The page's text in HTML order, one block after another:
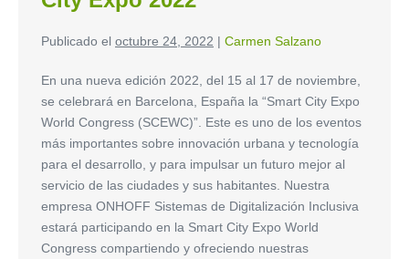
Publicado el octubre 24, 2022 | Carmen Salzano
En una nueva edición 2022, del 15 al 17 de noviembre,
se celebrará en Barcelona, España la “Smart City Expo
World Congress (SCEWC)”. Este es uno de los eventos
más importantes sobre innovación urbana y tecnología
para el desarrollo, y para impulsar un futuro mejor al
servicio de las ciudades y sus habitantes. Nuestra
empresa ONHOFF Sistemas de Digitalización Inclusiva
estará participando en la Smart City Expo World
Congress compartiendo y ofreciendo nuestras